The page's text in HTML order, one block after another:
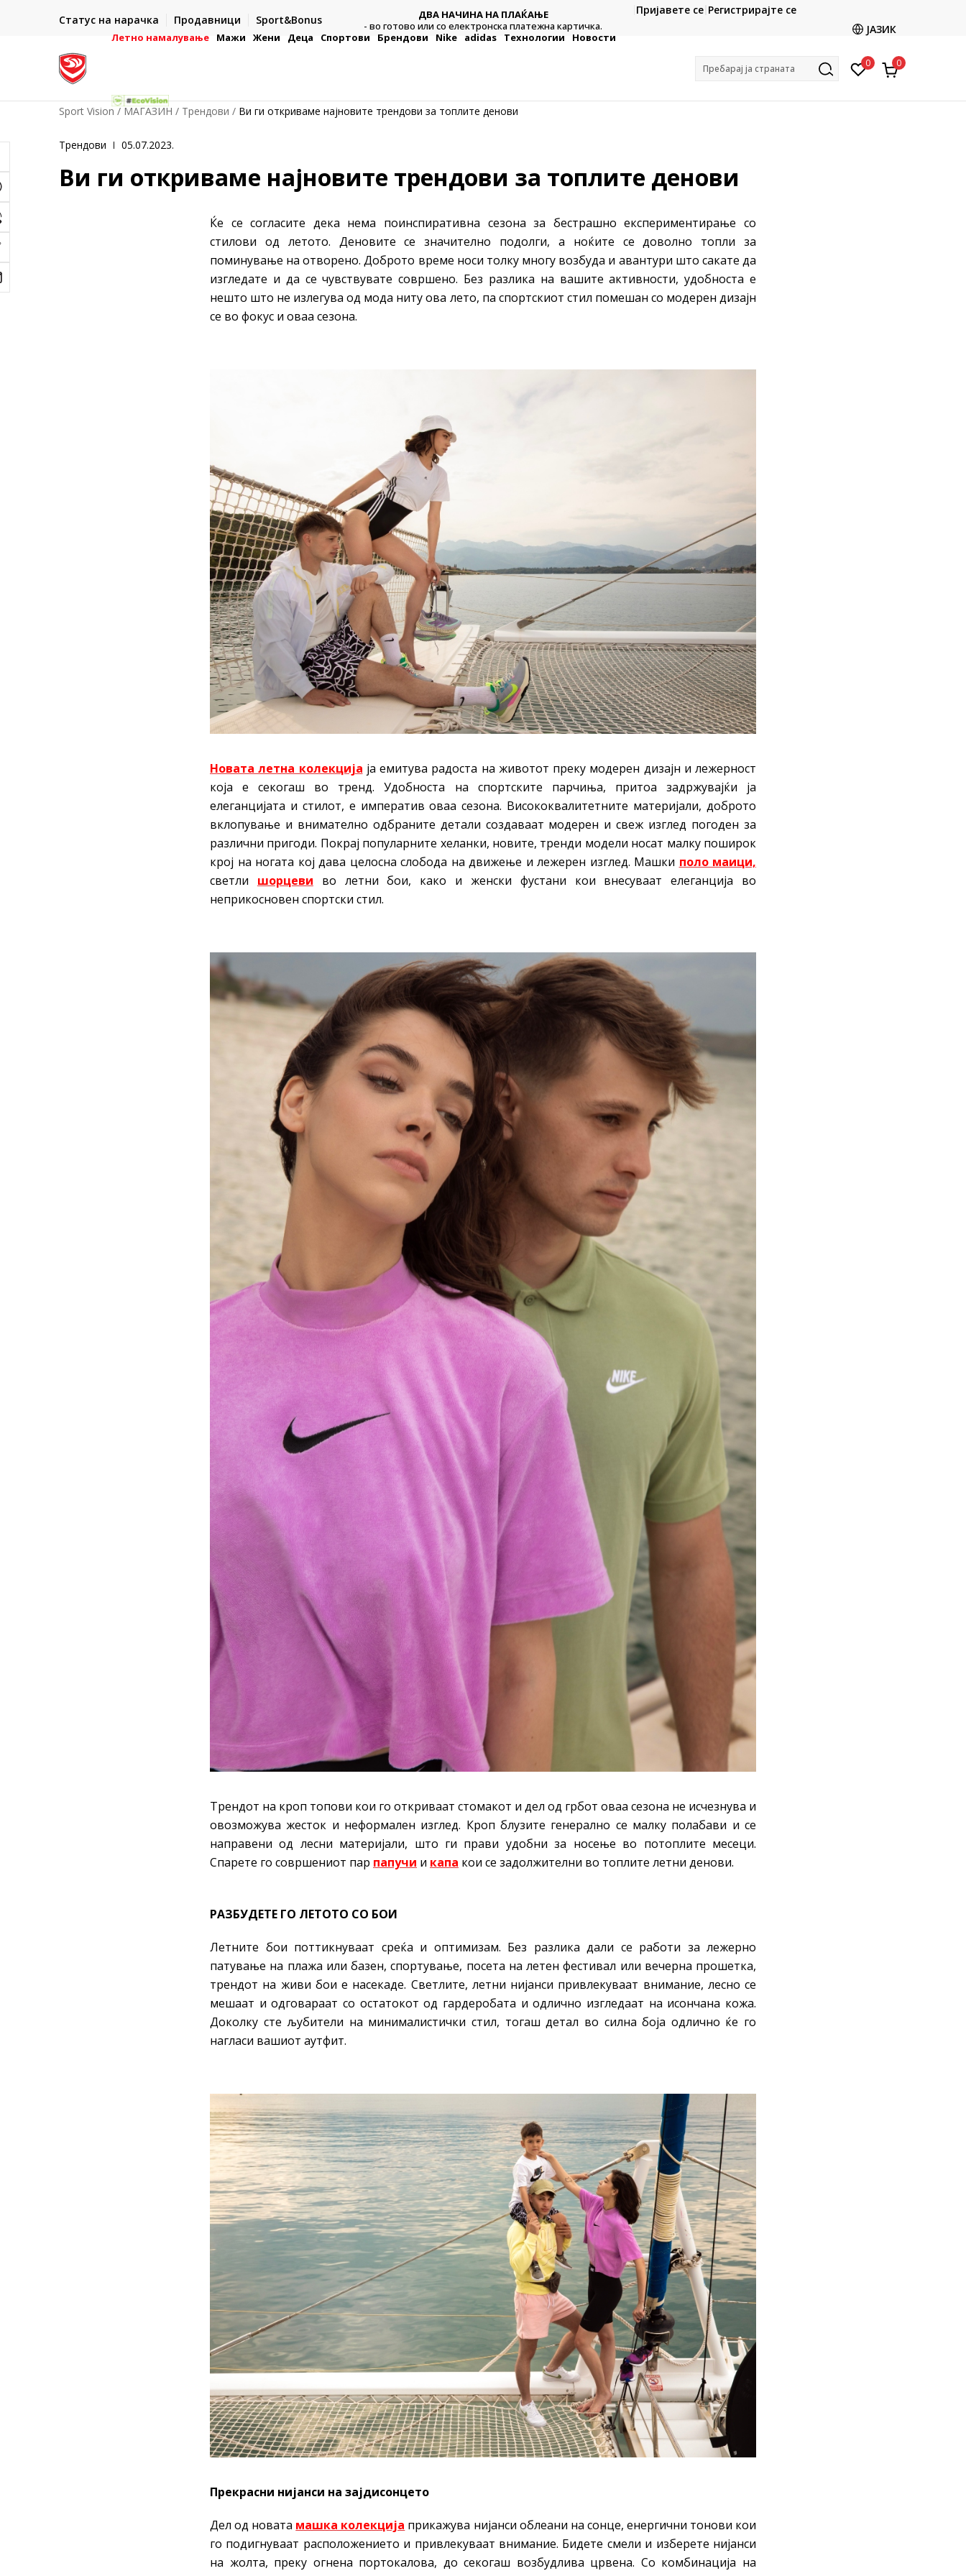
Статус на нарачка Продавници Sport&Bonus
готово или со електронска платежна
ДВА НАЧИНА НА ПЛАЌАЊЕ
- во готово или со електронска платежна картичка.
CLICK & COLLECT
Платете со картичка online и подигнете во продавницата
по ваш избор
Пријавете се Регистрирајте се
ЈАЗИК
Летно намалување Мажи Жени Деца Спортови Брендови Nike adidas Технологии Новости
Пребарај ја страната 0 0
Sport Vision МАГАЗИН Трендови Ви ги откриваме најновите трендови за топлите денови
Трендови 05.07.2023.
Ви ги откриваме најновите трендови за топлите денови
Ќе се согласите дека нема поинспиративна сезона за бестрашно експериментирање со
стилови од летото. Деновите се значително подолги, а ноќите се доволно топли за
поминување на отворено. Доброто време носи толку многу возбуда и авантури што сакате да
изгледате и да се чувствувате совршено. Без разлика на вашите активности, удобноста е
нешто што не излегува од мода ниту ова лето, па спортскиот стил помешан со модерен дизајн
се во фокус и оваа сезона.
Новата летна колекција ја емитува радоста на животот преку модерен дизајн и лежерност
која е секогаш во тренд. Удобноста на спортските парчиња, притоа задржувајќи ја
елеганцијата и стилот, е императив оваа сезона. Висококвалитетните материјали, доброто
вклопување и внимателно одбраните детали создаваат модерен и свеж изглед погоден за
различни пригоди. Покрај популарните хеланки, новите, тренди модели носат малку поширок
крој на ногата кој дава целосна слобода на движење и лежерен изглед. Машки поло маици,
светли шорцеви во летни бои, како и женски фустани кои внесуваат елеганција во
неприкосновен спортски стил.
Трендот на кроп топови кои го откриваат стомакот и дел од грбот оваа сезона не исчезнува и
овозможува жесток и неформален изглед. Кроп блузите генерално се малку полабави и се
направени од лесни материјали, што ги прави удобни за носење во потоплите месеци.
Спарете го совршениот пар папучи и капа кои се задолжителни во топлите летни денови.
РАЗБУДЕТЕ ГО ЛЕТОТО СО БОИ
Летните бои поттикнуваат среќа и оптимизам. Без разлика дали се работи за лежерно
патување на плажа или базен, спортување, посета на летен фестивал или вечерна прошетка,
трендот на живи бои е насекаде. Светлите, летни нијанси привлекуваат внимание, лесно се
мешаат и одговараат со остатокот од гардеробата и одлично изгледаат на исончана кожа.
Доколку сте љубители на минималистички стил, тогаш детал во силна боја одлично ќе го
нагласи вашиот аутфит.
Прекрасни нијанси на зајдисонцето
Дел од новата машка колекција прикажува нијанси облеани на сонце, енергични тонови кои
го подигнуваат расположението и привлекуваат внимание. Бидете смели и изберете нијанси
на жолта, преку огнена портокалова, до секогаш возбудлива црвена. Со комбинација на